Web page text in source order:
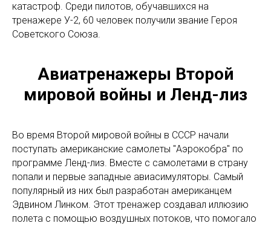
катастроф. Среди пилотов, обучавшихся на
тренажере У-2, 60 человек получили звание Героя
Советского Союза.
Авиатренажеры Второй
мировой войны и Ленд-лиз
Во время Второй мировой войны в СССР начали
поступать американские самолеты "Аэрокобра" по
программе Ленд-лиз. Вместе с самолетами в страну
попали и первые западные авиасимуляторы. Самый
популярный из них был разработан американцем
Эдвином Линком. Этот тренажер создавал иллюзию
полета с помощью воздушных потоков, что помогало